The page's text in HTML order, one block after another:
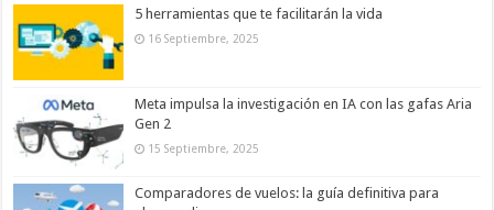
5 herramientas que te facilitarán la vida
16 Septiembre, 2025
Meta impulsa la investigación en IA con las gafas Aria
Gen 2
15 Septiembre, 2025
Comparadores de vuelos: la guía definitiva para